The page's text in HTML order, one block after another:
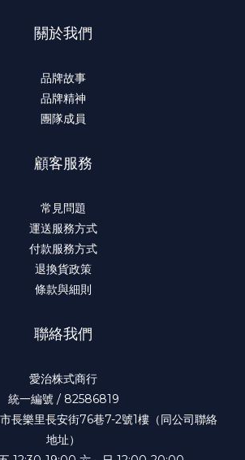
關於我們
品牌故事
品牌精神
團隊成員
顧客服務
常見問題
運送服務方式
付款服務方式
退換貨政策
條款與細則
聯絡我們
愛治株式商行
統一編號 / 82586819
長樂里長安街76巷7-2號1樓（同公司聯絡
地址）